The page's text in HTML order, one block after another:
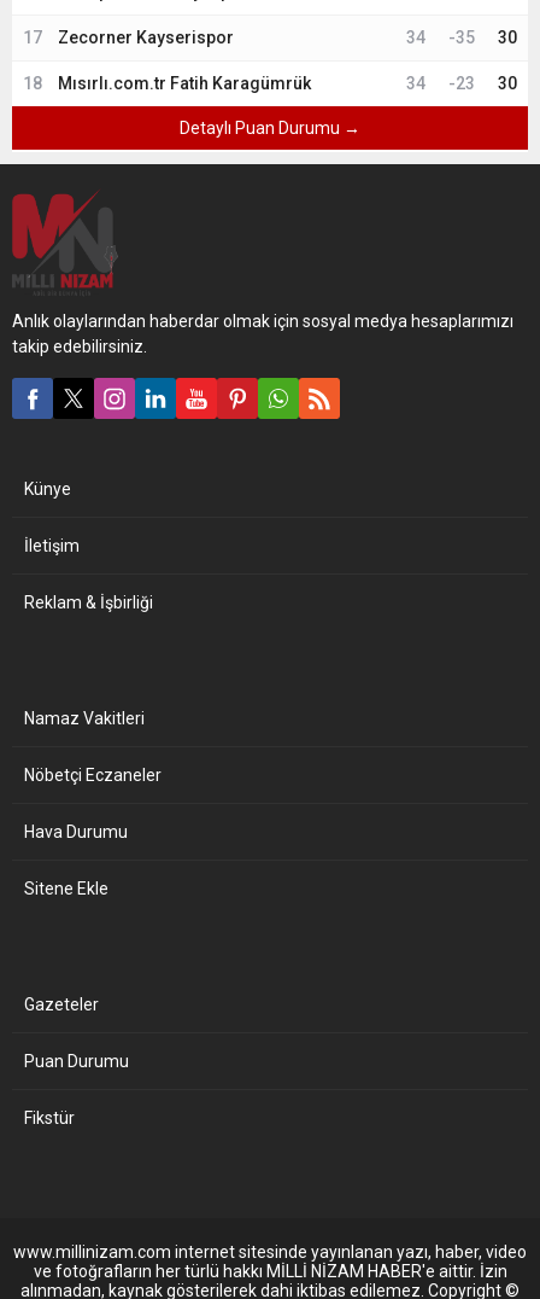
17 Zecorner Kayserispor 34 -35 30
18 Mısırlı.com.tr Fatih Karagümrük 34 -23 30
Detaylı Puan Durumu →
Anlık olaylarından haberdar olmak için sosyal medya hesaplarımızı
takip edebilirsiniz.
Künye
İletişim
Reklam & İşbirliği
Namaz Vakitleri
Nöbetçi Eczaneler
Hava Durumu
Sitene Ekle
Gazeteler
Puan Durumu
Fikstür
www.millinizam.com internet sitesinde yayınlanan yazı, haber, video
ve fotoğrafların her türlü hakkı MİLLİ NİZAM HABER'e aittir. İzin
alınmadan, kaynak gösterilerek dahi iktibas edilemez. Copyright ©